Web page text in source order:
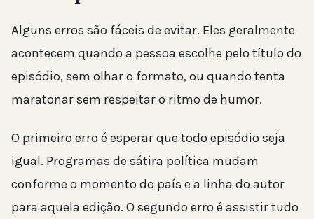
Alguns erros são fáceis de evitar. Eles geralmente
acontecem quando a pessoa escolhe pelo título do
episódio, sem olhar o formato, ou quando tenta
maratonar sem respeitar o ritmo de humor.
O primeiro erro é esperar que todo episódio seja
igual. Programas de sátira política mudam
conforme o momento do país e a linha do autor
para aquela edição. O segundo erro é assistir tudo